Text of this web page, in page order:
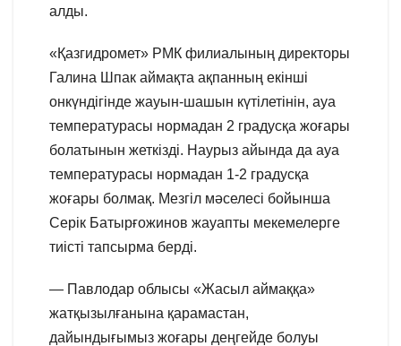
алды.
«Қазгидромет» РМК филиалының директоры
Галина Шпак аймақта ақпанның екінші
онкүндігінде жауын-шашын күтілетінін, ауа
температурасы нормадан 2 градусқа жоғары
болатынын жеткізді. Наурыз айында да ауа
температурасы нормадан 1-2 градусқа
жоғары болмақ. Мезгіл мәселесі бойынша
Серік Батырғожинов жауапты мекемелерге
тиісті тапсырма берді.
— Павлодар облысы «Жасыл аймаққа»
жатқызылғанына қарамастан,
дайындығымыз жоғары деңгейде болуы